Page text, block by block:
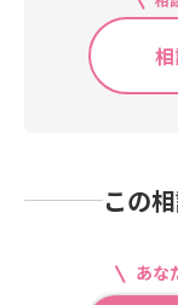
この
あな